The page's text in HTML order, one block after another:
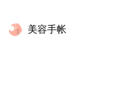
美容手帐